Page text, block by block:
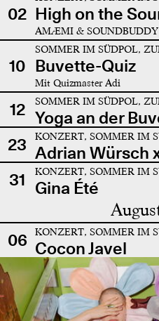
02 High on the
AMÆMI & SOUNDBUDDY
10
SOMMER IM SÜDPOL,
Buvette-Quiz
Mit Quizmaster Adi
12 SOMMER IM SÜDPOL,
Yoga an der
23
KONZERT, SOMMER IM
Adrian Würsch
31
KONZERT, SOMMER IM
Gina Été
06 KONZERT, SOMMER IM
Cocon Javel